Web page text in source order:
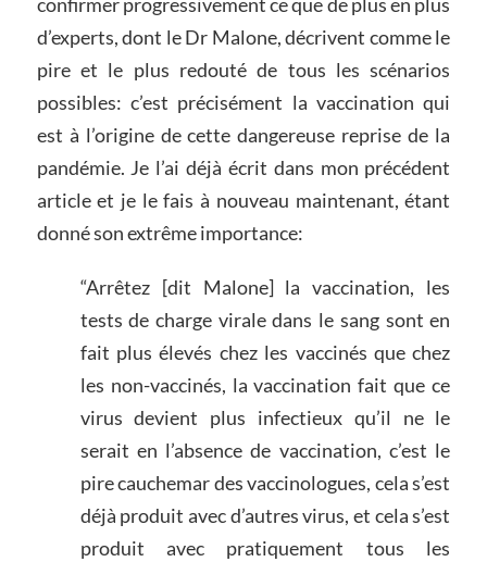
d’experts, dont le Dr Malone, décrivent comme le
pire et le plus redouté de tous les scénarios
possibles: c’est précisément la vaccination qui
est à l’origine de cette dangereuse reprise de la
pandémie. Je l’ai déjà écrit dans mon précédent
article et je le fais à nouveau maintenant, étant
donné son extrême importance:
“Arrêtez [dit Malone] la vaccination, les
tests de charge virale dans le sang sont en
fait plus élevés chez les vaccinés que chez
les non-vaccinés, la vaccination fait que ce
virus devient plus infectieux qu’il ne le
serait en l’absence de vaccination, c’est le
pire cauchemar des vaccinologues, cela s’est
déjà produit avec d’autres virus, et cela s’est
produit avec pratiquement tous les